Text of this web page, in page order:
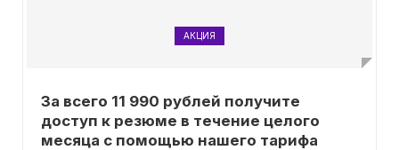
АКЦИЯ
За всего 11 990 рублей получите
доступ к резюме в течение целого
месяца с помощью нашего тарифа